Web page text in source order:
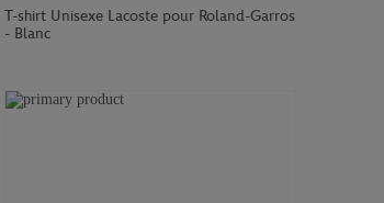
T-shirt Unisexe Lacoste pour Roland-Garros
- Blanc